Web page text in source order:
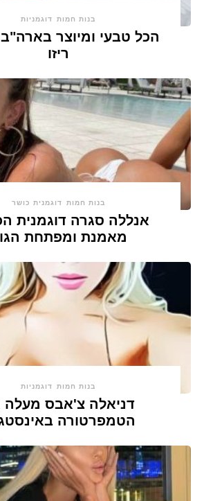
בנות חמות דוגמניות
הכל טבעי ומיוצר
ריזו
בנות חמות דוגמנית כושר
אנללה סגרה דוגמנית
מאמנת ומפתחת
בנות חמות דוגמניות
דניאלה צ'אבס
הטמפרטורה